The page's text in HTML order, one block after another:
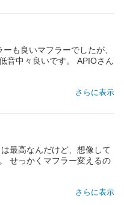
も良いマフラーでしたが、
音中々良いです。 APIOさん
さらに表示
最高なんだけど、想像して
せっかくマフラー変えるの
さらに表示